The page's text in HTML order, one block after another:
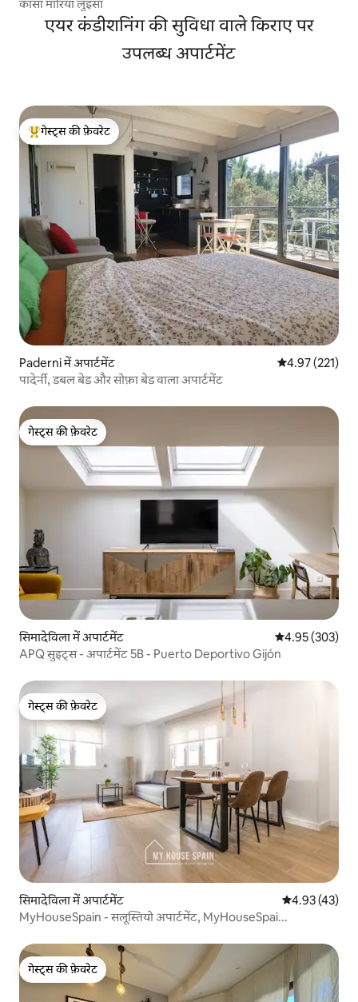
कासा मारिया लुइसा
एयर कंडीशनिंग की सुविधा वाले किराए पर
उपलब्ध अपार्टमेंट
गेस्ट्स का टॉप फ़ेवरेट
गेस्ट्स की फ़ेवरेट
Paderni में अपार्टमेंट औसत रेटिंग 5 में से
4.97 (221)
पादेर्नी, डबल बेड और सोफ़ा बेड वाला अपार्टमेंट
गेस्ट्स की फ़ेवरेट
गेस्ट्स की फ़ेवरेट
सिमादेविला में अपार्टमेंट औसत रेटिंग 5 में से
4.95 (303)
APQ सुइट्स - अपार्टमेंट 5B - Puerto Deportivo Gijón
गेस्ट्स की फ़ेवरेट
गेस्ट्स की फ़ेवरेट
सिमादेविला में अपार्टमेंट औसत रेटिंग 5 में
4.93 (43)
MyHouseSpain - सलूस्तियो अपार्टमेंट, MyHouseSpai...
गेस्ट्स की फ़ेवरेट
गेस्ट्स की फ़ेवरेट